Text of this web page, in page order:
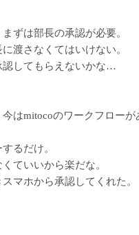
ずは部長の承認が必要。
渡さなくてはいけない。
認してもらえないかな…
はmitocoのワークフローが
るだけ。
ていいから楽だな。
マホから承認してくれた。